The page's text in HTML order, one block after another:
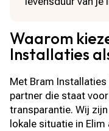
Waarom
Installaties
Met Bram
partner die staat
transparantie. Wij
lokale situatie in